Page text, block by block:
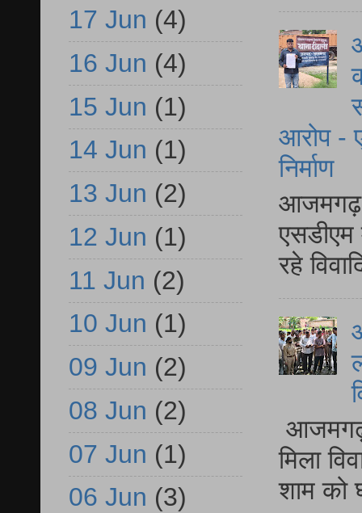
आरोप -
निर्माण
आजमगढ़
एसडीएम
रहे
आजमगढ़
मिला
शाम को
17 Jun (4)
16 Jun (4)
15 Jun (1)
14 Jun (1)
13 Jun (2)
12 Jun (1)
11 Jun (2)
10 Jun (1)
09 Jun (2)
08 Jun (2)
07 Jun (1)
06 Jun (3)